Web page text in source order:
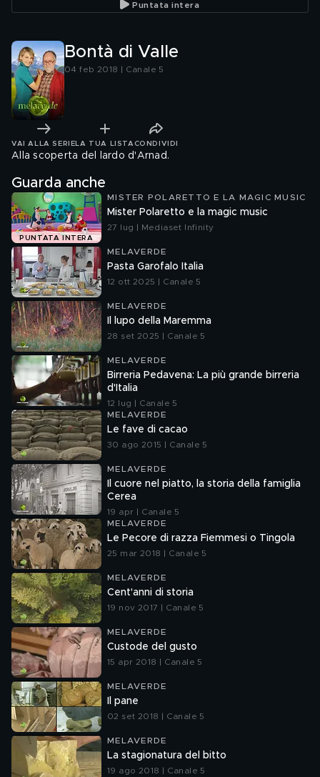
Puntata intera
Bontà di Valle
04 feb 2018 | Canale 5
VAI ALLA SERIE LA TUA LISTA CONDIVIDI
Alla scoperta del lardo d'Arnad.
Guarda anche
PUNTATA INTERA
MISTER POLARETTO E LA MAGIC MUSIC
Mister Polaretto e la magic music
27 lug | Mediaset Infinity
MELAVERDE
Pasta Garofalo Italia
12 ott 2025 | Canale 5
MELAVERDE
Il lupo della Maremma
28 set 2025 | Canale 5
MELAVERDE
Birreria Pedavena: La più grande birreria
d'Italia
12 lug | Canale 5
MELAVERDE
Le fave di cacao
30 ago 2015 | Canale 5
MELAVERDE
Il cuore nel piatto, la storia della famiglia
Cerea
19 apr | Canale 5
MELAVERDE
Le Pecore di razza Fiemmesi o Tingola
25 mar 2018 | Canale 5
MELAVERDE
Cent'anni di storia
19 nov 2017 | Canale 5
MELAVERDE
Custode del gusto
15 apr 2018 | Canale 5
MELAVERDE
Il pane
02 set 2018 | Canale 5
MELAVERDE
La stagionatura del bitto
19 ago 2018 | Canale 5